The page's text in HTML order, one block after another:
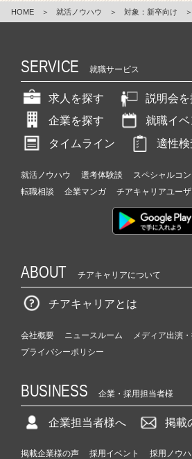
HOME ＞ 就活ノウハウ ＞ 対象：新卒向け ＞
SERVICE 就職サービス
求人を探す
説明会を
企業を探す
就職イ
タイムライン
適性検
就活ノウハウ 選考体験談 スペシャルコ
転職相談
企業マンガ チアキャリアユー
ABOUT チアキャリアについて
チアキャリアとは
会社概要 ニュースルーム
メディア出演
プライバシーポリシー
BUSINESS 企業・採用担当者様
企業担当者様へ 掲載
掲載企業様の声 採用イベント 採用ノウ